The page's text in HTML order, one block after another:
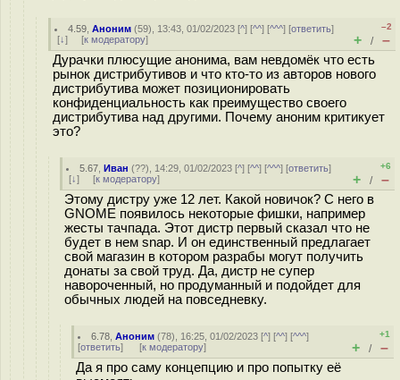
4.59 ,Аноним (59), 13:43, 01/02/2023 [^] [^^] [^^^] [ответить]
[↓] [к модератору]
–2
+ / –
Дурачки плюсущие анонима, вам невдомёк что есть
рынок дистрибутивов и что кто-то из авторов нового
дистрибутива может позиционировать
конфиденциальность как преимущество своего
дистрибутива над другими. Почему аноним критикует
это?
5.67 ,Иван (??), 14:29, 01/02/2023 [^] [^^] [^^^] [ответить]
[↓] [к модератору]
+6
+ / –
Этому дистру уже 12 лет. Какой новичок? С него в
GNOME появилось некоторые фишки, например
жесты тачпада. Этот дистр первый сказал что не
будет в нем snap. И он единственный предлагает
свой магазин в котором разрабы могут получить
донаты за свой труд. Да, дистр не супер
навороченный, но продуманный и подойдет для
обычных людей на повседневку.
6.78 ,Аноним (78), 16:25, 01/02/2023 [^] [^^] [^^^]
[ответить] [к модератору]
+1
+ / –
Да я про саму концепцию и про попытку её